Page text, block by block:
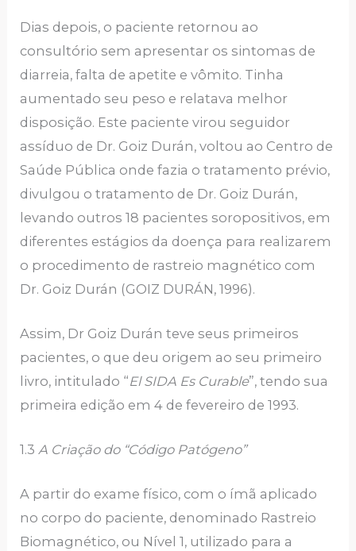
Dias depois, o paciente retornou ao
consultório sem apresentar os sintomas de
diarreia, falta de apetite e vômito. Tinha
aumentado seu peso e relatava melhor
disposição. Este paciente virou seguidor
assíduo de Dr. Goiz Durán, voltou ao Centro de
Saúde Pública onde fazia o tratamento prévio,
divulgou o tratamento de Dr. Goiz Durán,
levando outros 18 pacientes soropositivos, em
diferentes estágios da doença para realizarem
o procedimento de rastreio magnético com
Dr. Goiz Durán (GOIZ DURÁN, 1996).
Assim, Dr Goiz Durán teve seus primeiros
pacientes, o que deu origem ao seu primeiro
livro, intitulado “El SIDA Es Curable”, tendo sua
primeira edição em 4 de fevereiro de 1993.
1.3A Criação do “Código Patógeno”
A partir do exame físico, com o ímã aplicado
no corpo do paciente, denominado Rastreio
Biomagnético, ou Nível 1, utilizado para a